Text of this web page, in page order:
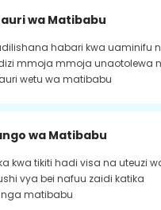
wa Matibabu
habari kwa uaminifu
mmoja mmoja unaotolewa
wetu wa matibabu
wa Matibabu
kwa tikiti hadi visa na uteuzi
vya bei nafuu zaidi katika
matibabu